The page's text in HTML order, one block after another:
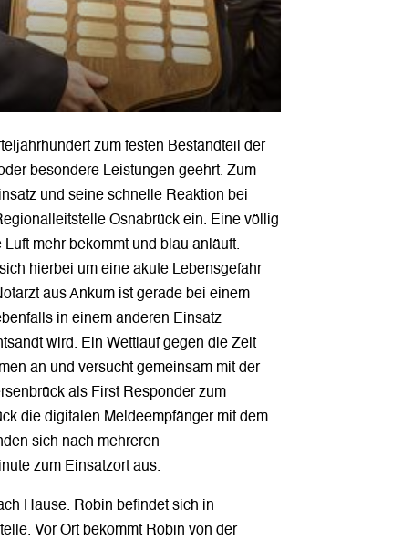
zum festen Bestandteil der
besondere Leistungen geehrt. Zum
und seine schnelle Reaktion bei
Osnabrück ein. Eine völlig
mehr bekommt und blau anläuft.
hierbei um eine akute Lebensgefahr
aus Ankum ist gerade bei einem
in einem anderen Einsatz
wird. Ein Wettlauf gegen die Zeit
an und versucht gemeinsam mit der
als First Responder zum
die digitalen Meldeempfänger mit dem
sich nach mehreren
zum Einsatzort aus.
Hause. Robin befindet sich in
Vor Ort bekommt Robin von der